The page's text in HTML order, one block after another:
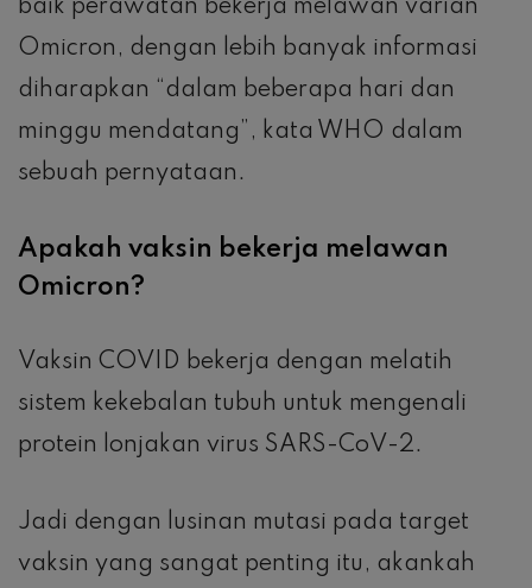
baik perawatan bekerja melawan varian
Omicron, dengan lebih banyak informasi
diharapkan “dalam beberapa hari dan
minggu mendatang”, kata WHO dalam
sebuah pernyataan.
Apakah vaksin bekerja melawan
Omicron?
Vaksin COVID bekerja dengan melatih
sistem kekebalan tubuh untuk mengenali
protein lonjakan virus SARS-CoV-2.
Jadi dengan lusinan mutasi pada target
vaksin yang sangat penting itu, akankah